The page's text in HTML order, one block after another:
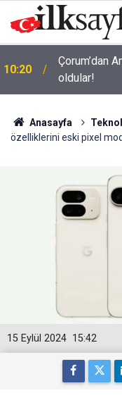
10:20
Çorum’dan
oldular!
Anasayfa
özelliklerini eski pixel
15:42
15 Eylül 2024